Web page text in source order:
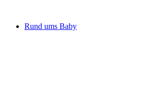
Rund ums Baby